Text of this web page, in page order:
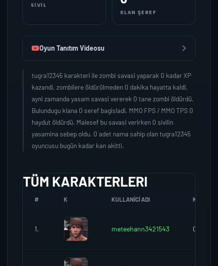
SIVIL
KLAN ŞEREF
Oyun Tanıtım Videosu
tugra12345 karakteri ile zombi savasi yaparak 0 kadar XP
kazandi, zombilere öldürülmeden 0 dakika hayatta kaldi,
ayni zamanda yasam savasi vererek 0 tane zombi öldürdü.
Bulundugu klana 0 seref bagisladi, MMO FPS / MMO TPS 0
haydut öldürdü. Malesef bu savasi verirken 0 sivilin
yasamina sebep oldu. 0 adet nama sahip olan tugra12345
oyuncusu bugün kadar kan akitti.
TÜM KARAKTERLERI
# K KULLANICI ADI K.SEREFI
1. meteehann3421543 0